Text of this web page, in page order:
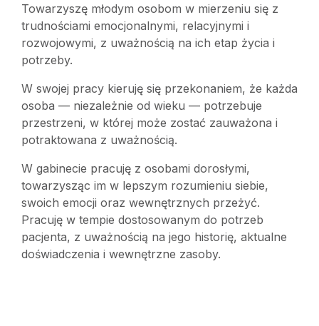
Towarzyszę młodym osobom w mierzeniu się z
trudnościami emocjonalnymi, relacyjnymi i
rozwojowymi, z uważnością na ich etap życia i
potrzeby.
W swojej pracy kieruję się przekonaniem, że każda
osoba — niezależnie od wieku — potrzebuje
przestrzeni, w której może zostać zauważona i
potraktowana z uważnością.
W gabinecie pracuję z osobami dorosłymi,
towarzysząc im w lepszym rozumieniu siebie,
swoich emocji oraz wewnętrznych przeżyć.
Pracuję w tempie dostosowanym do potrzeb
pacjenta, z uważnością na jego historię, aktualne
doświadczenia i wewnętrzne zasoby.